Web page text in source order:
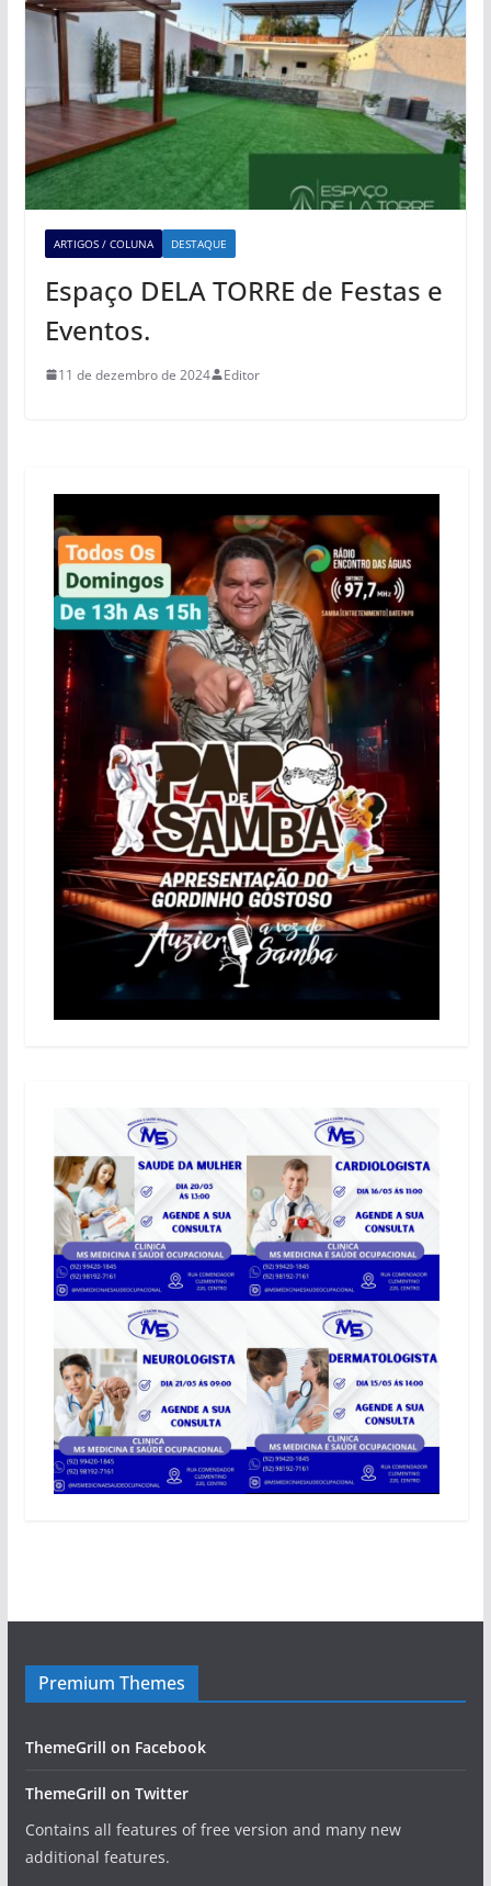
ARTIGOS / COLUNA DESTAQUE
Espaço DELA TORRE de Festas e
Eventos.
11 de dezembro de 2024 Editor
Premium Themes
ThemeGrill on Facebook
ThemeGrill on Twitter
Contains all features of free version and many new
additional features.